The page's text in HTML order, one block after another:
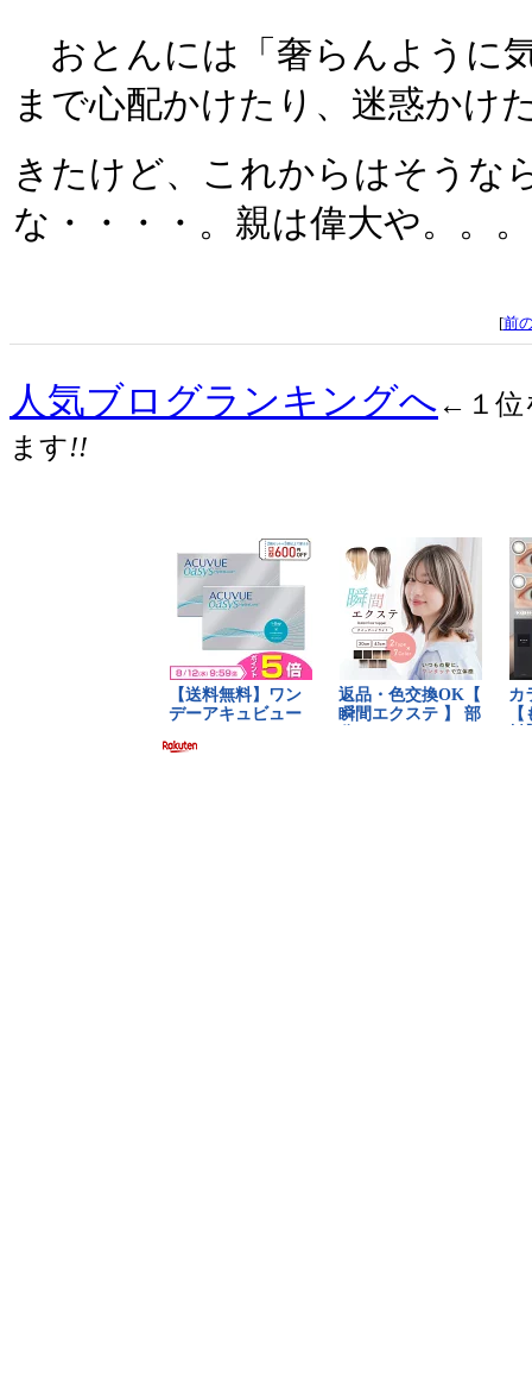
おとんには「奢らんように
まで心配かけたり、迷惑かけ
きたけど、これからはそうな
な・・・・。親は偉大や。。。
[前
人気ブログランキングへ ←１位
ます!!